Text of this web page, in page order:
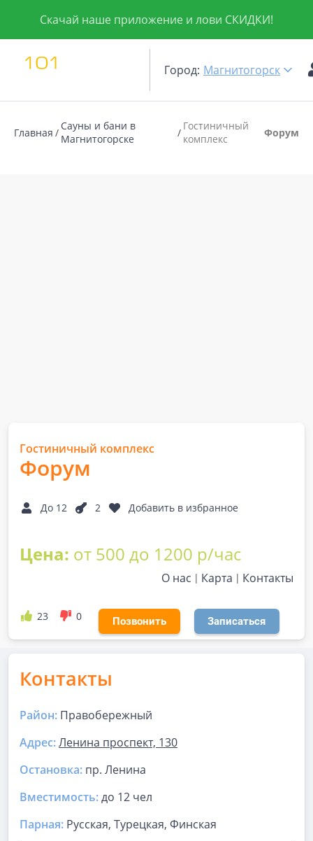
Скачай наше приложение и лови СКИДКИ!
Город: Магнитогорск
Главная
Сауны и бани в
Магнитогорске
Гостиничный
комплекс
Форум
Гостиничный комплекс
Форум
До 12 2 Добавить в избранное
Цена: от 500 до 1200 р/час
О нас Карта Контакты
23 0 Позвонить Записаться
Контакты
Район: Правобережный
Адрес:Ленина проспект, 130
Остановка: пр. Ленина
Вместимость:до 12 чел
Парная: Русская, Турецкая, Финская